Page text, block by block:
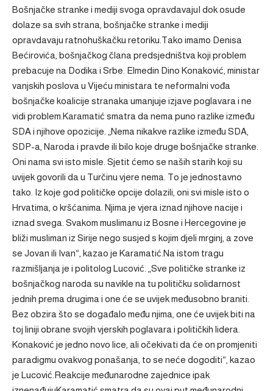
Bošnjačke stranke i mediji svoga opravdavajuI dok osude
dolaze sa svih strana, bošnjačke stranke i mediji
opravdavaju ratnohuškačku retoriku.Tako imamo Denisa
Bećirovića, bošnjačkog člana predsjedništva koji problem
prebacuje na Dodika i Srbe. Elmedin Dino Konaković, ministar
vanjskih poslova u Vijeću ministara te neformalni vođa
bošnjačke koalicije stranaka umanjuje izjave poglavara i ne
vidi problem.Karamatić smatra da nema puno razlike između
SDA i njihove opozicije. „Nema nikakve razlike između SDA,
SDP-a, Naroda i pravde ili bilo koje druge bošnjačke stranke.
Oni nama svi isto misle. Sjetit ćemo se naših starih koji su
uvijek govorili da u Turčinu vjere nema. To je jednostavno
tako. Iz koje god političke opcije dolazili, oni svi misle isto o
Hrvatima, o kršćanima. Njima je vjera iznad njihove nacije i
iznad svega. Svakom muslimanu iz Bosne i Hercegovine je
bliži musliman iz Sirije nego susjed s kojim djeli mrginj, a zove
se Jovan ili Ivan“, kazao je Karamatić.Na istom tragu
razmišljanja je i politolog Lucović. „Sve političke stranke iz
bošnjačkog naroda su navikle na tu političku solidarnost
jednih prema drugima i one će se uvijek međusobno braniti.
Bez obzira što se događalo među njima, one će uvijek biti na
toj liniji obrane svojih vjerskih poglavara i političkih lidera.
Konaković je jedno novo lice, ali očekivati da će on promjeniti
paradigmu ovakvog ponašanja, to se neće dogoditi“, kazao
je Lucović.Reakcije međunarodne zajednice ipak